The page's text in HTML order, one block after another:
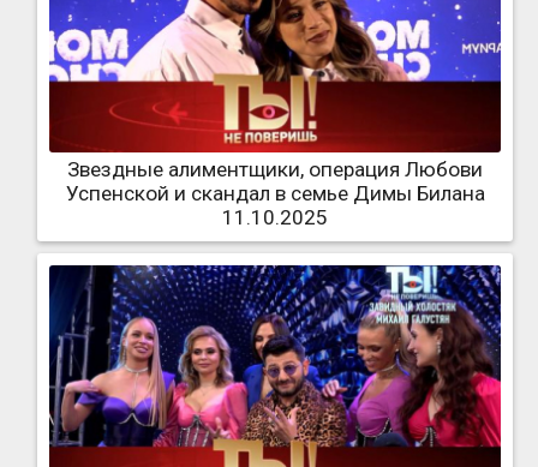
Звездные алиментщики, операция Любови
Успенской и скандал в семье Димы Билана
11.10.2025